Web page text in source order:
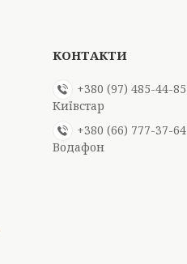
+380 (97) 485-44-85
Київстар
+380 (66) 777-37-64
Водафон